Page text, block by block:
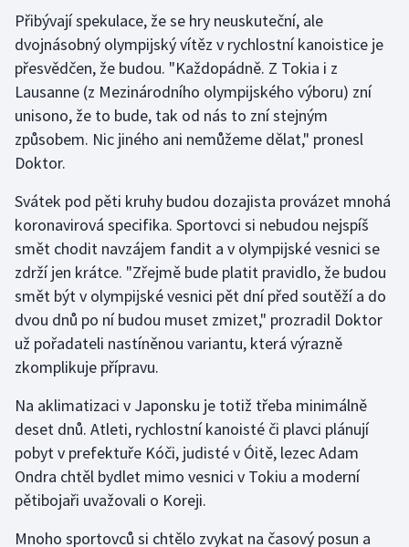
Rychlostní kanoistika
Short track
Sportovní střelba
Triatlon
Veslování
Vodní slalom
Volejbal
Ostatní
Přibývají spekulace, že se hry neuskuteční, ale
dvojnásobný olympijský vítěz v rychlostní kanoistice je
přesvědčen, že budou. "Každopádně. Z Tokia i z
Lausanne (z Mezinárodního olympijského výboru) zní
unisono, že to bude, tak od nás to zní stejným
způsobem. Nic jiného ani nemůžeme dělat," pronesl
Doktor.
Svátek pod pěti kruhy budou dozajista provázet mnohá
koronavirová specifika. Sportovci si nebudou nejspíš
smět chodit navzájem fandit a v olympijské vesnici se
zdrží jen krátce. "Zřejmě bude platit pravidlo, že budou
smět být v olympijské vesnici pět dní před soutěží a do
dvou dnů po ní budou muset zmizet," prozradil Doktor
už pořadateli nastíněnou variantu, která výrazně
zkomplikuje přípravu.
Na aklimatizaci v Japonsku je totiž třeba minimálně
deset dnů. Atleti, rychlostní kanoisté či plavci plánují
pobyt v prefektuře Kóči, judisté v Óitě, lezec Adam
Ondra chtěl bydlet mimo vesnici v Tokiu a moderní
pětibojaři uvažovali o Koreji.
Mnoho sportovců si chtělo zvykat na časový posun a